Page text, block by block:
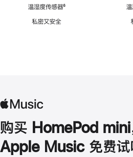
温湿度传感器脚
⁶
私密又安全
购买 HomePod mini
Apple Music 免费试